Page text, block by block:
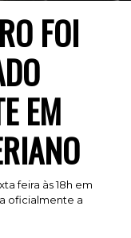
FOI
EM
feira às 18h em
oficialmente a